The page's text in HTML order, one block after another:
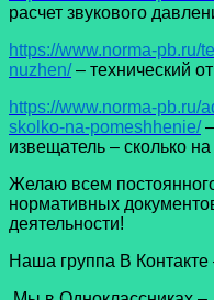
расчет звукового
https://www.norma-pb.ru/
nuzhen/– технический
https://www.norma-pb.ru/
skolko-na-pomeshhenie/
извещатель – сколько
Желаю всем
нормативных
деятельности!
Наша группа В Контакте